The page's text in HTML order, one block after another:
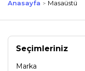
Anasayfa Masaüstü
Seçimleriniz
Marka